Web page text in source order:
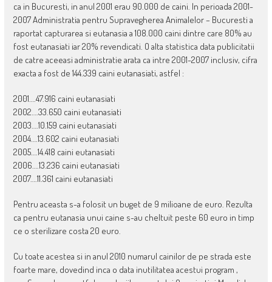
ca in Bucuresti, in anul 2001 erau 90.000 de caini. In perioada 2001-
2007 Administratia pentru Supravegherea Animalelor – Bucuresti a
raportat capturarea si eutanasia a 108.000 caini dintre care 80% au
fost eutanasiati iar 20% revendicati. O alta statistica data publicitatii
de catre aceeasi administratie arata ca intre 2001-2007 inclusiv, cifra
exacta a fost de 144.339 caini eutanasiati, astfel :
2001….47.916 caini eutanasiati
2002….33.650 caini eutanasiati
2003….10.159 caini eutanasiati
2004….13.602 caini eutanasiati
2005….14.418 caini eutanasiati
2006….13.236 caini eutanasiati
2007….11.361 caini eutanasiati
Pentru aceasta s-a folosit un buget de 9 milioane de euro. Rezulta
ca pentru eutanasia unui caine s-au cheltuit peste 60 euro in timp
ce o sterilizare costa 20 euro.
Cu toate acestea si in anul 2010 numarul cainilor de pe strada este
foarte mare, dovedind inca o data inutilitatea acestui program ,